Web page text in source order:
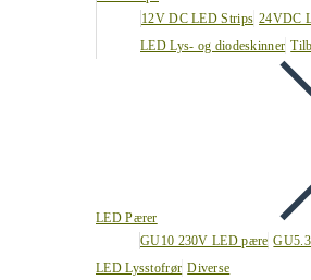
12V DC LED Strips 24VDC
LED Lys- og diodeskinner
LED Pærer
GU10 230V LED pære
LED Lysstofrør Diverse